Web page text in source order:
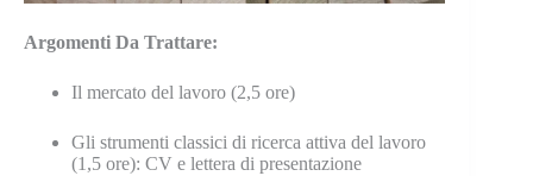
Argomenti Da Trattare:
Il mercato del lavoro (2,5 ore)
Gli strumenti classici di ricerca attiva del lavoro
(1,5 ore): CV e lettera di presentazione